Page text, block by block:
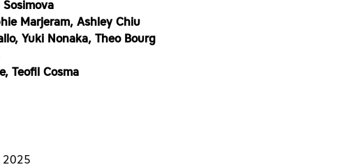
Marjeram, Ashley Chiu
Yuki Nonaka, Theo Bourg
Teofil Cosma
2025